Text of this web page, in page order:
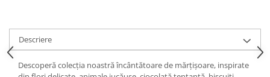
Descriere
Descoperă colecția noastră încântătoare de mărțișoare, inspirate